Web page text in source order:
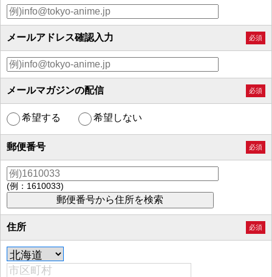
メールアドレス確認入力 必須
メールマガジンの配信 必須
希望する 希望しない
郵便番号 必須
(例：1610033)
住所 必須